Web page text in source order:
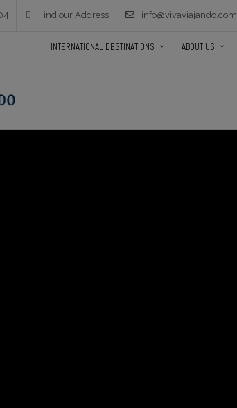
Find our Address info@vivaviajando.com
INTERNATIONAL DESTINATIONS ABOUT US